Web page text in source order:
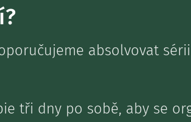
absolvovat
tři dny po sobě, aby se